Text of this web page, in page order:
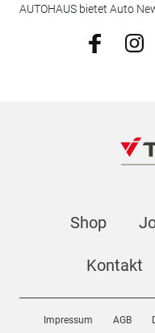
AUTOHAUS bietet Auto
Shop
Kontakt
Impressum AGB